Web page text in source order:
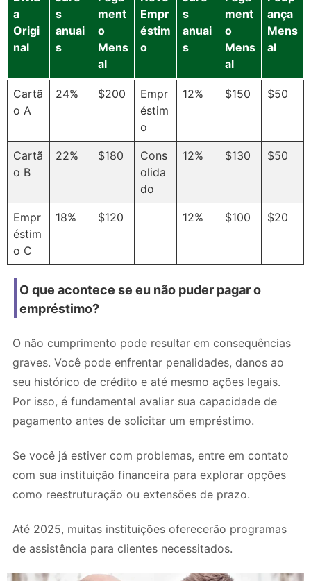
a
Origi
nal
s
anuai
s
ment
o
Mens
al
Empr
éstim
o
s
anuai
s
ment
o
Mens
al
ança
Mens
al
Cartã
o A
24% $200
Empr
éstim
o
12% $150 $50
Cartã
o B
22% $180
Cons
olida
do
12% $130 $50
Empr
éstim
o C
18% $120 12% $100 $20
O que acontece se eu não puder pagar o
empréstimo?
O não cumprimento pode resultar em consequências
graves. Você pode enfrentar penalidades, danos ao
seu histórico de crédito e até mesmo ações legais.
Por isso, é fundamental avaliar sua capacidade de
pagamento antes de solicitar um empréstimo.
Se você já estiver com problemas, entre em contato
com sua instituição financeira para explorar opções
como reestruturação ou extensões de prazo.
Até 2025, muitas instituições oferecerão programas
de assistência para clientes necessitados.